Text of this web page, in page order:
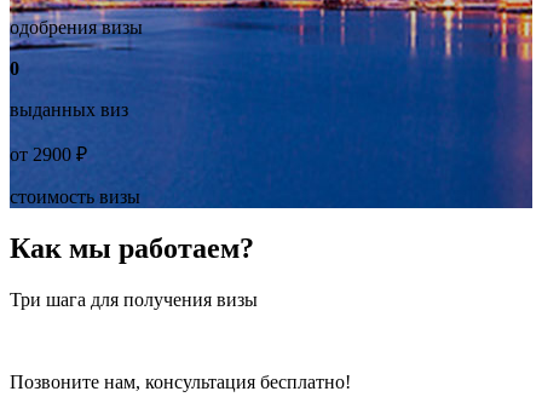
одобрения визы
0
выданных виз
от 2900 ₽
стоимость визы
Как мы работаем?
Три шага для получения визы
Позвоните нам, консультация бесплатно!